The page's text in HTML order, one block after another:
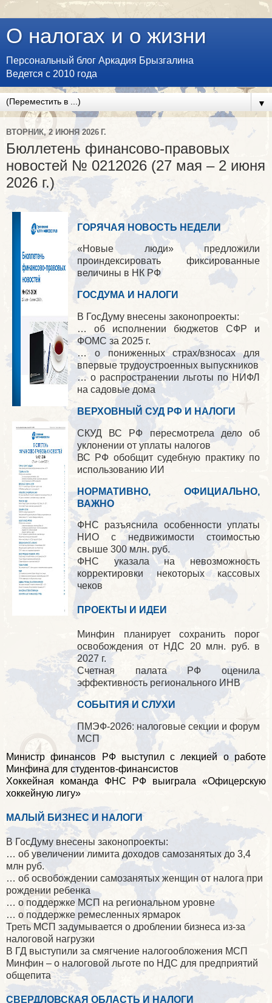
О налогах и о жизни
Персональный блог Аркадия Брызгалина
Ведется с 2010 года
▼
ВТОРНИК, 2 ИЮНЯ 2026 Г.
Бюллетень финансово-правовых
новостей № 0212026 (27 мая – 2 июня
2026 г.)
ГОРЯЧАЯ НОВОСТЬ НЕДЕЛИ
«Новые люди» предложили
проиндексировать фиксированные
величины в НК РФ
ГОСДУМА И НАЛОГИ
В ГосДуму внесены законопроекты:
… об исполнении бюджетов СФР и
ФОМС за 2025 г.
… о пониженных страх/взносах для
впервые трудоустроенных выпускников
… о распространении льготы по НИФЛ
на садовые дома
ВЕРХОВНЫЙ СУД РФ И НАЛОГИ
СКУД ВС РФ пересмотрела дело об
уклонении от уплаты налогов
ВС РФ обобщит судебную практику по
использованию ИИ
НОРМАТИВНО, ОФИЦИАЛЬНО,
ВАЖНО
ФНС разъяснила особенности уплаты
НИО с недвижимости стоимостью
свыше 300 млн. руб.
ФНС указала на невозможность
корректировки некоторых кассовых
чеков
ПРОЕКТЫ И ИДЕИ
Минфин планирует сохранить порог
освобождения от НДС 20 млн. руб. в
2027 г.
Счетная палата РФ оценила
эффективность регионального ИНВ
СОБЫТИЯ И СЛУХИ
ПМЭФ-2026: налоговые секции и форум
МСП
Министр финансов РФ выступил с лекцией о работе
Минфина для студентов-финансистов
Хоккейная команда ФНС РФ выиграла «Офицерскую
хоккейную лигу»
МАЛЫЙ БИЗНЕС И НАЛОГИ
В ГосДуму внесены законопроекты:
… об увеличении лимита доходов самозанятых до 3,4
млн руб.
… об освобождении самозанятых женщин от налога при
рождении ребенка
… о поддержке МСП на региональном уровне
… о поддержке ремесленных ярмарок
Треть МСП задумывается о дроблении бизнеса из-за
налоговой нагрузки
В ГД выступили за смягчение налогообложения МСП
Минфин – о налоговой льготе по НДС для предприятий
общепита
СВЕРДЛОВСКАЯ ОБЛАСТЬ И НАЛОГИ